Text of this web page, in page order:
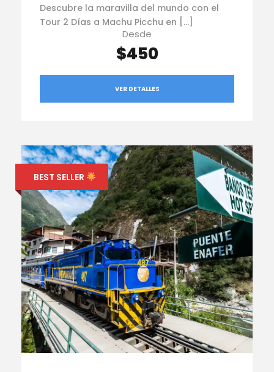
Descubre la maravilla del mundo con el
Tour 2 Días a Machu Picchu en […]
Desde
$450
VER DETALLES
BEST SELLER